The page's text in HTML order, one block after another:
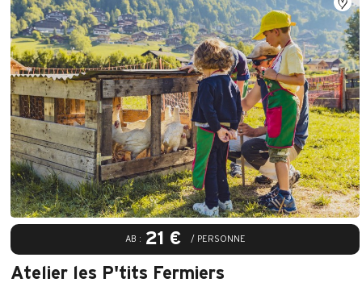
AB : 21 € / PERSONNE
Atelier les P'tits Fermiers